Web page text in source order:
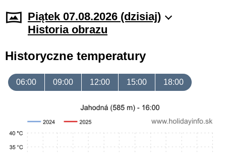
Piątek 07.08.2026 (dzisiaj)
Historia obrazu
Historyczne temperatury
06:00 09:00 12:00 15:00 18:00